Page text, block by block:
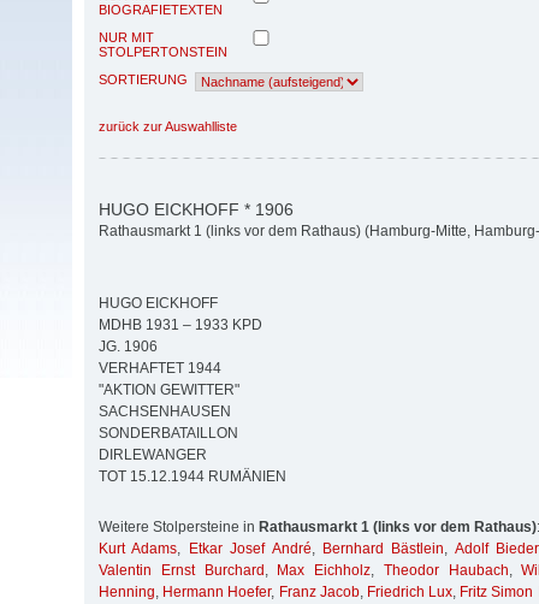
BIOGRAFIETEXTEN
NUR MIT
STOLPERTONSTEIN
SORTIERUNG
zurück zur Auswahlliste
HUGO EICKHOFF * 1906
Rathausmarkt 1 (links vor dem Rathaus) (Hamburg-Mitte,
HUGO EICKHOFF
MDHB 1931 – 1933 KPD
JG. 1906
VERHAFTET 1944
"AKTION GEWITTER"
SACHSENHAUSEN
SONDERBATAILLON
DIRLEWANGER
TOT 15.12.1944 RUMÄNIEN
Weitere Stolpersteine in Rathausmarkt 1 (links vor dem Rathaus):
Kurt Adams, Etkar Josef André, Bernhard Bästlein, Adolf
Valentin Ernst Burchard , Max Eichholz, Theodor Haubach,
Henning, Hermann Hoefer, Franz Jacob, Friedrich Lux, Fritz Simon